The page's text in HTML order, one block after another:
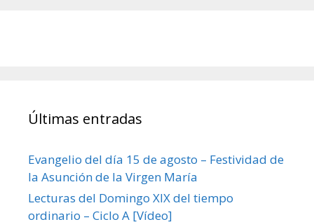
Últimas entradas
Evangelio del día 15 de agosto – Festividad de
la Asunción de la Virgen María
Lecturas del Domingo XIX del tiempo
ordinario – Ciclo A [Vídeo]